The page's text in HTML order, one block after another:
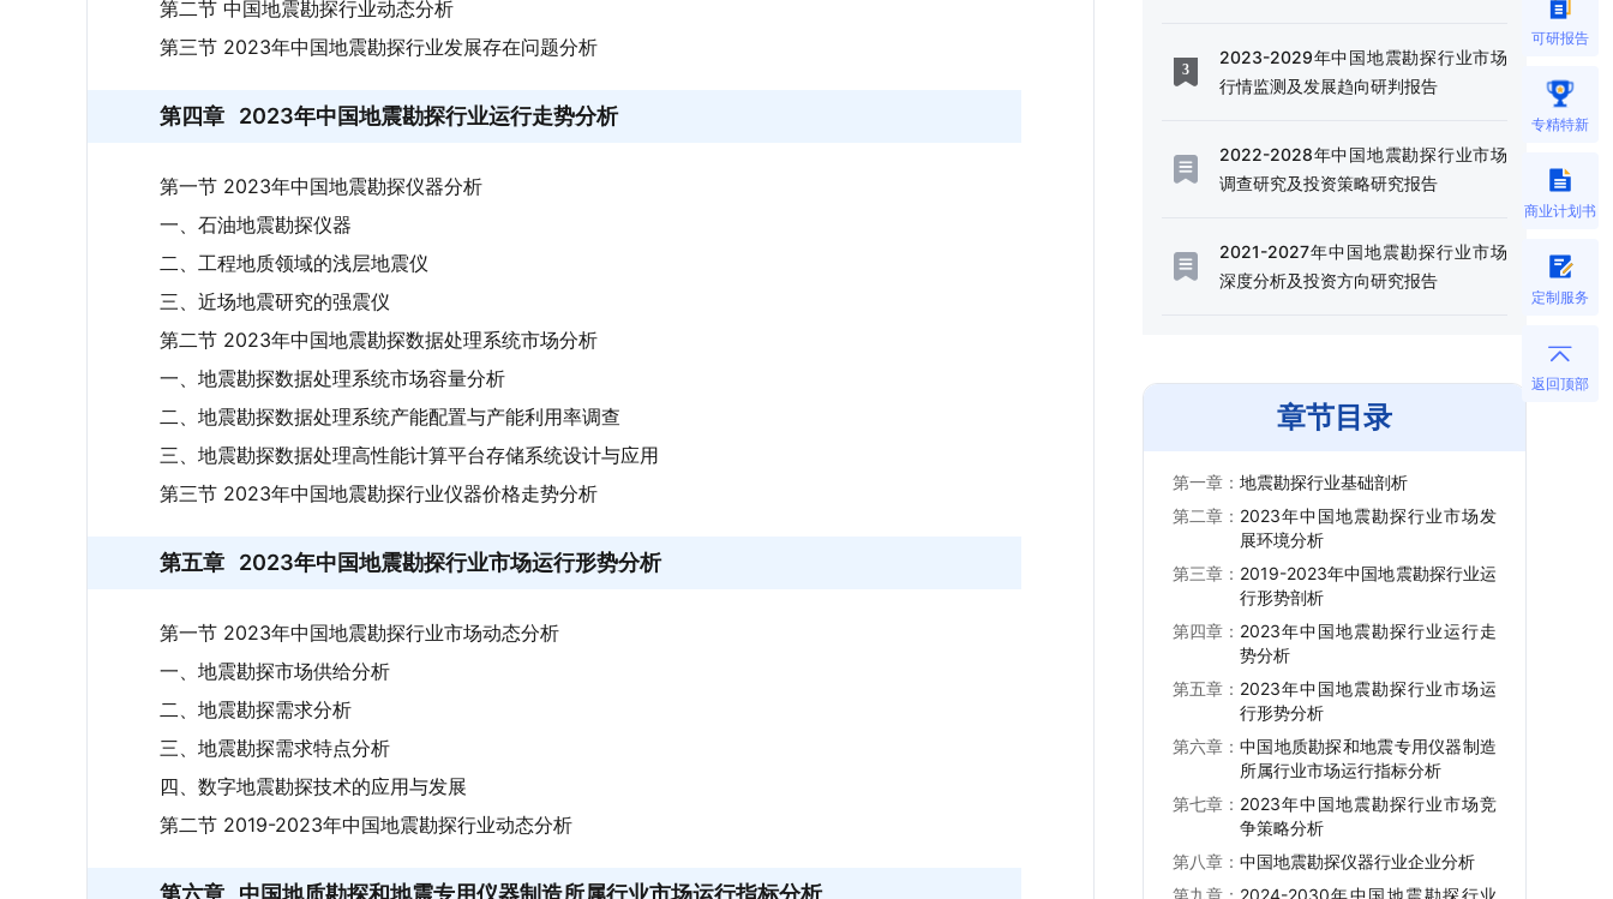
第二节 中国地震勘探行业动态分析
第三节 2023年中国地震勘探行业发展存在问题分析
第四章 2023年中国地震勘探行业运行走势分析
第一节 2023年中国地震勘探仪器分析
一、石油地震勘探仪器
二、工程地质领域的浅层地震仪
三、近场地震研究的强震仪
第二节 2023年中国地震勘探数据处理系统市场分析
一、地震勘探数据处理系统市场容量分析
二、地震勘探数据处理系统产能配置与产能利用率调查
三、地震勘探数据处理高性能计算平台存储系统设计与应用
第三节 2023年中国地震勘探行业仪器价格走势分析
第五章 2023年中国地震勘探行业市场运行形势分析
第一节 2023年中国地震勘探行业市场动态分析
一、地震勘探市场供给分析
二、地震勘探需求分析
三、地震勘探需求特点分析
四、数字地震勘探技术的应用与发展
第二节 2019-2023年中国地震勘探行业动态分析
第六章 中国地质勘探和地震专用仪器制造所属行业市场运行指标分析
2023-2029年中国地震勘探行业市场
行情监测及发展趋向研判报告
2022-2028年中国地震勘探行业市场
调查研究及投资策略研究报告
2021-2027年中国地震勘探行业市场
深度分析及投资方向研究报告
章节目录
第一章： 地震勘探行业基础剖析
第二章： 2023年中国地震勘探行业市场发
展环境分析
第三章： 2019-2023年中国地震勘探行业运
行形势剖析
第四章： 2023年中国地震勘探行业运行走
势分析
第五章： 2023年中国地震勘探行业市场运
行形势分析
第六章： 中国地质勘探和地震专用仪器制造
所属行业市场运行指标分析
第七章： 2023年中国地震勘探行业市场竞
争策略分析
第八章： 中国地震勘探仪器行业企业分析
可研报告
专精特新
商业计划书
定制服务
返回顶部